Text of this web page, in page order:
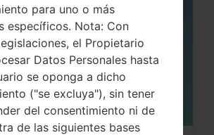
para uno o más
específicos. Nota: Con
el Propietario
Datos Personales hasta
se oponga a dicho
("se excluya"), sin tener
del consentimiento ni de
de las siguientes bases